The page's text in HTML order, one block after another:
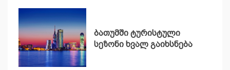
ბათუმში ტურისტული
სეზონი ხვალ გაიხსნება